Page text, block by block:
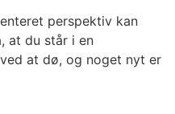
perspektiv kan
at du står i en
at dø, og noget nyt er